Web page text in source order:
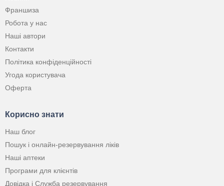
Франшиза
Робота у нас
Наші автори
Контакти
Політика конфіденційності
Угода користувача
Оферта
Корисно знати
Наш блог
Пошук і онлайн-резервування ліків
Наші аптеки
Програми для клієнтів
Довідка і Служба резервування